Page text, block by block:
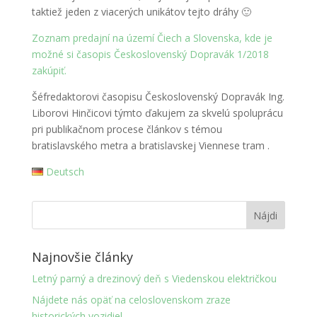
taktiež jeden z viacerých unikátov tejto dráhy 🙂
Zoznam predajní na území Čiech a Slovenska, kde je
možné si časopis Československý Dopravák 1/2018
zakúpiť.
Šéfredaktorovi časopisu Československý Dopravák Ing.
Liborovi Hinčicovi týmto ďakujem za skvelú spoluprácu
pri publikačnom procese článkov s témou
bratislavského metra a bratislavskej Viennese tram .
Deutsch
Najnovšie články
Letný parný a drezinový deň s Viedenskou električkou
Nájdete nás opäť na celoslovenskom zraze